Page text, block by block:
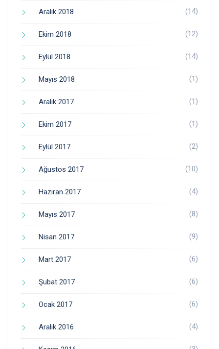
Aralık 2018 (14)
Ekim 2018 (12)
Eylül 2018 (14)
Mayıs 2018 (1)
Aralık 2017 (1)
Ekim 2017 (1)
Eylül 2017 (2)
Ağustos 2017 (10)
Haziran 2017 (4)
Mayıs 2017 (8)
Nisan 2017 (9)
Mart 2017 (6)
Şubat 2017 (6)
Ocak 2017 (6)
Aralık 2016 (4)